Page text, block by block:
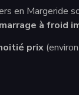
en Margeride
à froid
prix